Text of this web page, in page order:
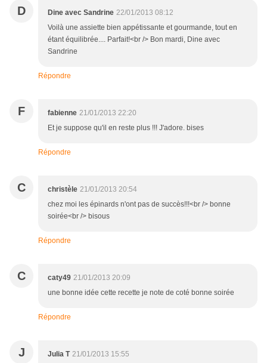
D Dine avec Sandrine 22/01/2013 08:12
Voilà une assiette bien appétissante et gourmande, tout en
étant équilibrée.... Parfait!<br /> Bon mardi, Dine avec
Sandrine
Répondre
F fabienne 21/01/2013 22:20
Et je suppose qu'il en reste plus !!! J'adore. bises
Répondre
C christèle 21/01/2013 20:54
chez moi les épinards n'ont pas de succès!!!<br /> bonne
soirée<br /> bisous
Répondre
C caty49 21/01/2013 20:09
une bonne idée cette recette je note de coté bonne soirée
Répondre
J Julia T 21/01/2013 15:55